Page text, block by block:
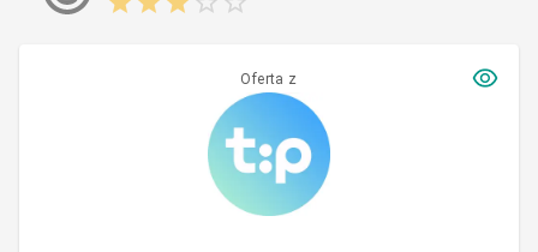
Oferta z